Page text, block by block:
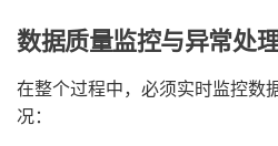
数据质量监控与异常处
在整个过程中，必须实时监控数
况：